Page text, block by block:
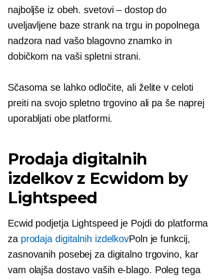
najboljše iz obeh.svetovi – dostopdo
uveljavljene baze strank na trgu in popolnega
nadzora nad vašo blagovno znamko in
dobičkom na vaši spletni strani.
Sčasoma se lahko odločite, ali želite v celoti
preiti na svojo spletno trgovino ali pa še naprej
uporabljati obe platformi.
Prodaja digitalnih
izdelkov z Ecwidom by
Lightspeed
Ecwid podjetja Lightspeed je Pojdi do platforma
za prodaja digitalnih izdelkovPoln je funkcij,
zasnovanih posebej za digitalno trgovino, kar
vam olajša dostavo vaših e-blago. Poleg tega